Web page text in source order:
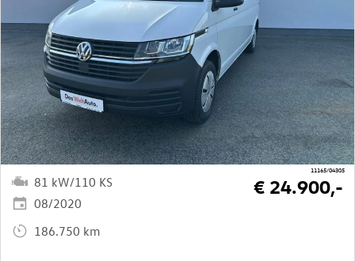
11165/04305
81 kW/110 KS
08/2020
186.750 km
€ 24.900,-